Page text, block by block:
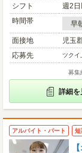
シフト
週2
時間帯
早
面接地
児玉
応募先
ツクイ
募集
詳細を
アルバイト・パート 短